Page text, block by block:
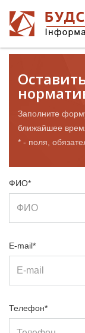
Заполните
ближайшее
* - поля,
ФИО*
E-mail*
Телефон*